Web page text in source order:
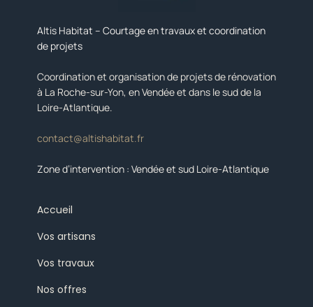
Accueil
Vos artisans
Vos travaux
Nos offres
Altis Habitat – Courtage en travaux et coordination
de projets
Coordination et organisation de projets de rénovation
à La Roche-sur-Yon, en Vendée et dans le sud de la
Loire-Atlantique.
contact@altishabitat.fr
Zone d’intervention : Vendée et sud Loire-Atlantique